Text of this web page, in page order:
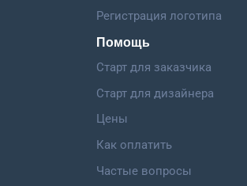
Регистрация логотипа
Помощь
Старт для заказчика
Старт для дизайнера
Цены
Как оплатить
Частые вопросы